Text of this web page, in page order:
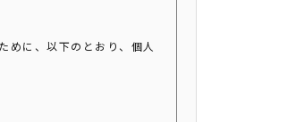
めに、以下のとおり、個人